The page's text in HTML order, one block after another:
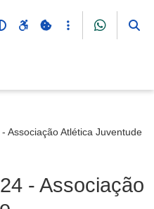
Associação Atlética Juventude
- Associação